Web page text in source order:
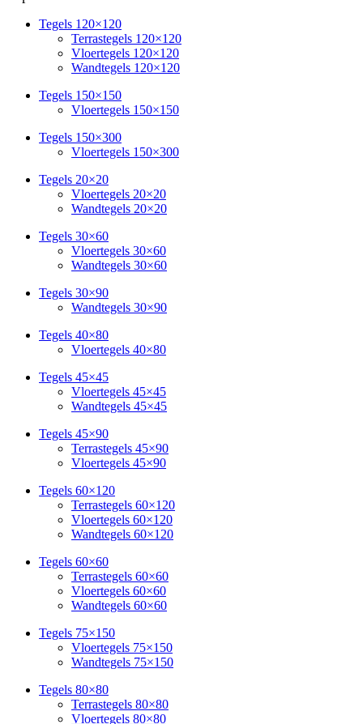
Tegels 120×120
Terrastegels 120×120
Vloertegels 120×120
Wandtegels 120×120
Tegels 150×150
Vloertegels 150×150
Tegels 150×300
Vloertegels 150×300
Tegels 20×20
Vloertegels 20×20
Wandtegels 20×20
Tegels 30×60
Vloertegels 30×60
Wandtegels 30×60
Tegels 30×90
Wandtegels 30×90
Tegels 40×80
Vloertegels 40×80
Tegels 45×45
Vloertegels 45×45
Wandtegels 45×45
Tegels 45×90
Terrastegels 45×90
Vloertegels 45×90
Tegels 60×120
Terrastegels 60×120
Vloertegels 60×120
Wandtegels 60×120
Tegels 60×60
Terrastegels 60×60
Vloertegels 60×60
Wandtegels 60×60
Tegels 75×150
Vloertegels 75×150
Wandtegels 75×150
Tegels 80×80
Terrastegels 80×80
Vloertegels 80×80